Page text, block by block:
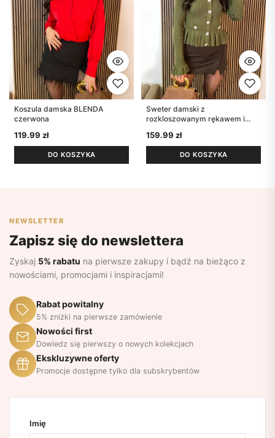
Koszula damska BLENDA
czerwona
119.99 zł
DO KOSZYKA
Sweter damski z
rozkloszowanym rękawem i
159.99 zł
DO KOSZYKA
NEWSLETTER
Zapisz się do newslettera
Zyskaj 5% rabatu na pierwsze zakupy i bądź na bieżąco z
nowościami, promocjami i inspiracjami!
Rabat powitalny
5% zniżki na pierwsze zamówienie
Nowości first
Dowiedz się pierwszy o nowych kolekcjach
Ekskluzywne oferty
Promocje dostępne tylko dla subskrybentów
Imię